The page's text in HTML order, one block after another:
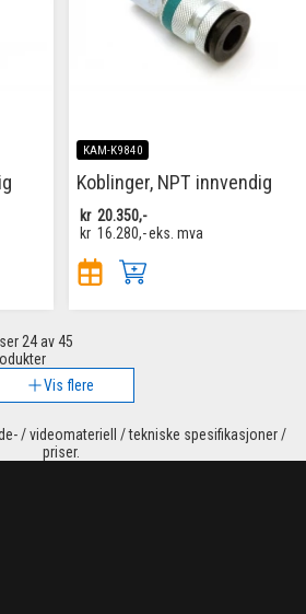
KAM-K9840
Koblinger, NPT innvendig
kr 20.350,-
kr 16.280,-eks. mva
24av 45
Vis flere
/ videomateriell / tekniske spesifikasjoner /
priser.